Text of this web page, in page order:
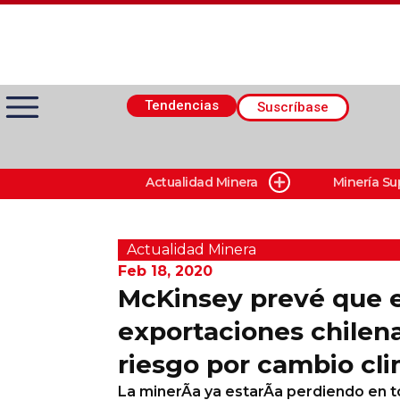
Tendencias Suscríbase
Actualidad Minera
Minería Superficie
Minerí­a Subterránea
Actualidad Minera Minería
Actualidad Minera
Feb 18, 2020
McKinsey prevé que
exportaciones
riesgo por cambio
La minerÃ­a ya estarÃ­a perdiendo en